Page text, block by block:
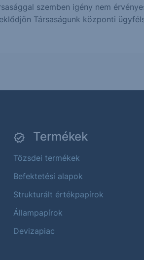
szemben igény nem
Társaságunk központi
Termékek
Tőzsdei termékek
Befektetési alapok
Strukturált értékpapírok
Állampapírok
Devizapiac